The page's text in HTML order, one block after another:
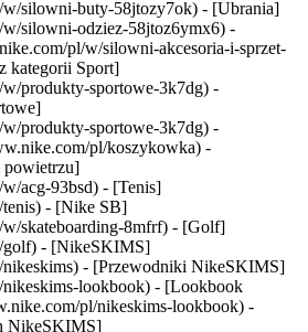
silowni-buty-58jtozy7ok) - [Ubrania]
silowni-odziez-58jtoz6ymx6) -
pl/w/silowni-akcesoria-i-sprzet-
kategorii Sport]
produkty-sportowe-3k7dg) -
produkty-sportowe-3k7dg) -
pl/koszykowka) -
powietrzu]
acg-93bsd) - [Tenis]
- [Nike SB]
skateboarding-8mfrf) - [Golf]
golf) - [NikeSKIMS]
- [Przewodniki NikeSKIMS]
lookbook) - [Lookbook
pl/nikeskims-lookbook) -
NikeSKIMS]